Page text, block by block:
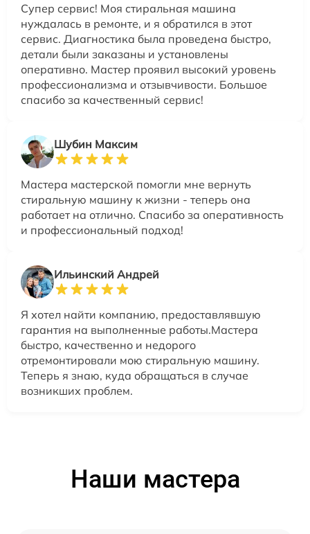
Супер сервис! Моя стиральная машина
нуждалась в ремонте, и я обратился в этот
сервис. Диагностика была проведена быстро,
детали были заказаны и установлены
оперативно. Мастер проявил высокий уровень
профессионализма и отзывчивости. Большое
спасибо за качественный сервис!
Шубин Максим
Мастера мастерской помогли мне вернуть
стиральную машину к жизни - теперь она
работает на отлично. Спасибо за оперативность
и профессиональный подход!
Ильинский Андрей
Я хотел найти компанию, предоставлявшую
гарантия на выполненные работы.Мастера
быстро, качественно и недорого
отремонтировали мою стиральную машину.
Теперь я знаю, куда обращаться в случае
возникших проблем.
Наши мастера